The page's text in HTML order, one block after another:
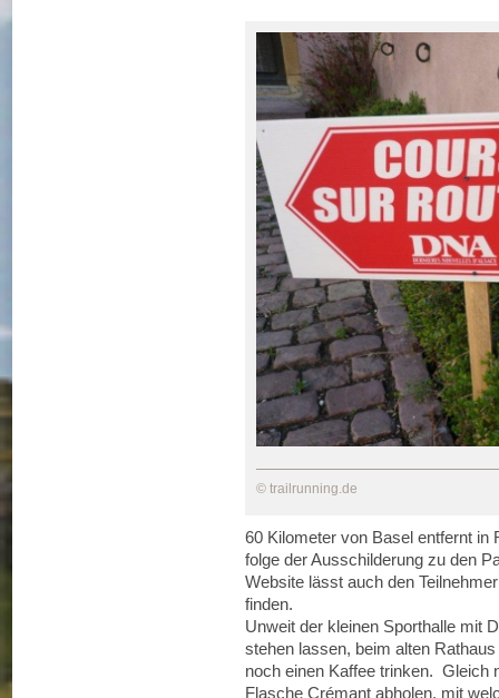
© trailrunning.de
60 Kilometer von Basel entfernt in
folge der Ausschilderung zu den
Website lässt auch den
finden.
Unweit der kleinen Sporthalle mit
stehen lassen, beim alten
noch einen Kaffee trinken. Gleich
Flasche Crémant abholen, mit